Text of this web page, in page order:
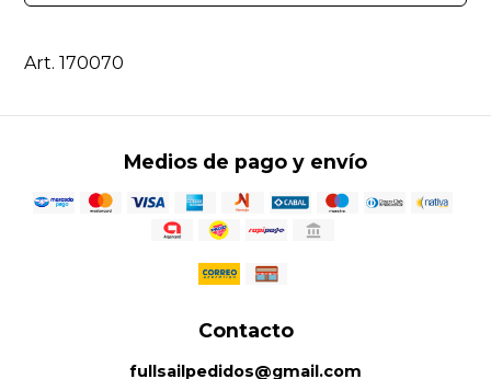
Art. 170070
Medios de pago y envío
Contacto
fullsailpedidos@gmail.com